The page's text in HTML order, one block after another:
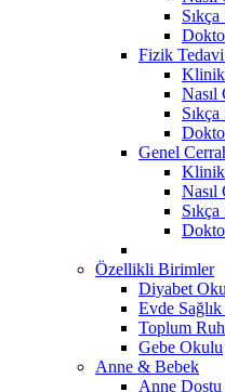
Fizik
Klinik
Nasıl
Genel
Klinik
Nasıl
Özellikli Birimler
Diyabet
Evde
Toplum Ruh
Gebe Okulu
Anne & Bebek
Anne